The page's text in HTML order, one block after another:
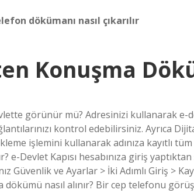
dökümanı nasıl çıkarılır
Konuşma
görünür mü? Adresinizi kullanarak e-
kontrol edebilirsiniz. Ayrıca
işlemini kullanarak adınıza kayıtlı
e-Devlet Kapısı hesabınıza giriş
Güvenlik ve Ayarlar > İki Adımlı Giriş >
nasıl alınır? Bir cep telefonu